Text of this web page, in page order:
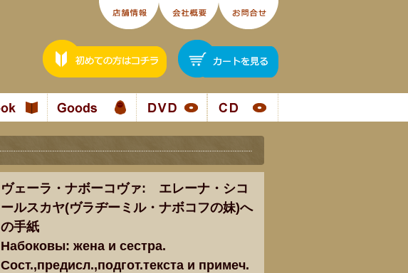
ヴェーラ・ナボーコヴァ: エレーナ・シコ
ールスカヤ(ヴラヂーミル・ナボコフの妹)へ
の手紙
Набоковы: жена и сестра.
Сост.,предисл.,подгот.текста и примеч.